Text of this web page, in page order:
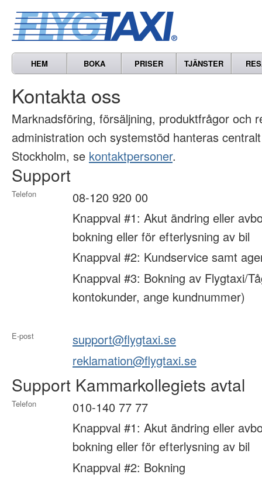
HEM BOKA PRISER TJÄNSTER
Kontakta oss
Marknads­föring, försäljning, produkt­frågor och
administration och systemstöd hanteras
Stockholm, se kontaktpersoner.
Support
Telefon
08-120 920 00
Knappval #1: Akut ändring eller
bokning eller för efterlysning av bil
Knappval #2: Kundservice samt
Knappval #3: Bokning av Flygtaxi/
kontokunder, ange kundnummer)
E-post
support@flygtaxi.se
reklamation@flygtaxi.se
Support Kammarkollegiets avtal
Telefon
010-140 77 77
Knappval #1: Akut ändring eller
bokning eller för efterlysning av bil
Knappval #2: Bokning